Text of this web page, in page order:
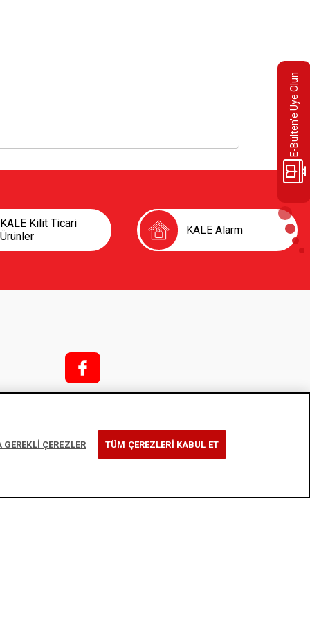
E-Bülten'e Üye Olun
KALE Kilit Ticari
Ürünler
KALE Alarm
f;
l
ÇEREZLER TÜM ÇEREZLERİ KABUL ET